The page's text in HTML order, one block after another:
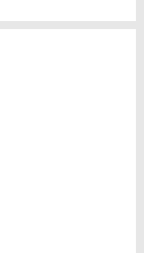
Freunde weiter.